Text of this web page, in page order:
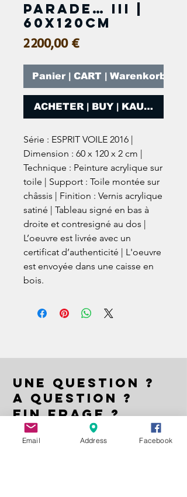
PARADE… III |
60x120cm
2 200,00 €Prix
Panier | CART | Warenkorb
ACHETER | BUY | KAUFEN
Série : ESPRIT VOILE 2016 |
Dimension : 60 x 120 x 2 cm |
Technique : Peinture acrylique sur
toile | Support : Toile montée sur
châssis | Finition : Vernis acrylique
satiné | Tableau signé en bas à
droite et contresigné au dos |
L’oeuvre est livrée avec un
certificat d’authenticité | L'oeuvre
est envoyée dans une caisse en
bois.
UNE QUESTION ?
A QUESTION ?
EIN FRAGE ?
Nom | Name
Email Address Facebook